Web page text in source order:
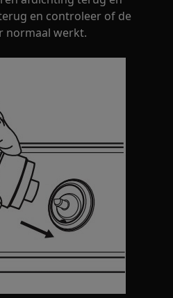
en controleer of de
normaal werkt.